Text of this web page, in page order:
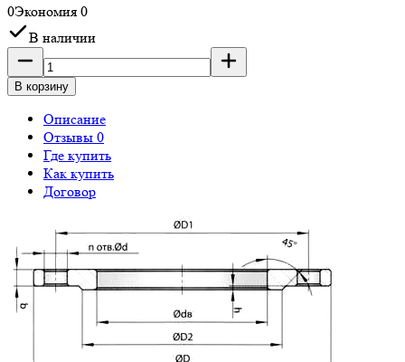
0Экономия 0
В наличии
В корзину
Описание
Отзывы 0
Где купить
Как купить
Договор